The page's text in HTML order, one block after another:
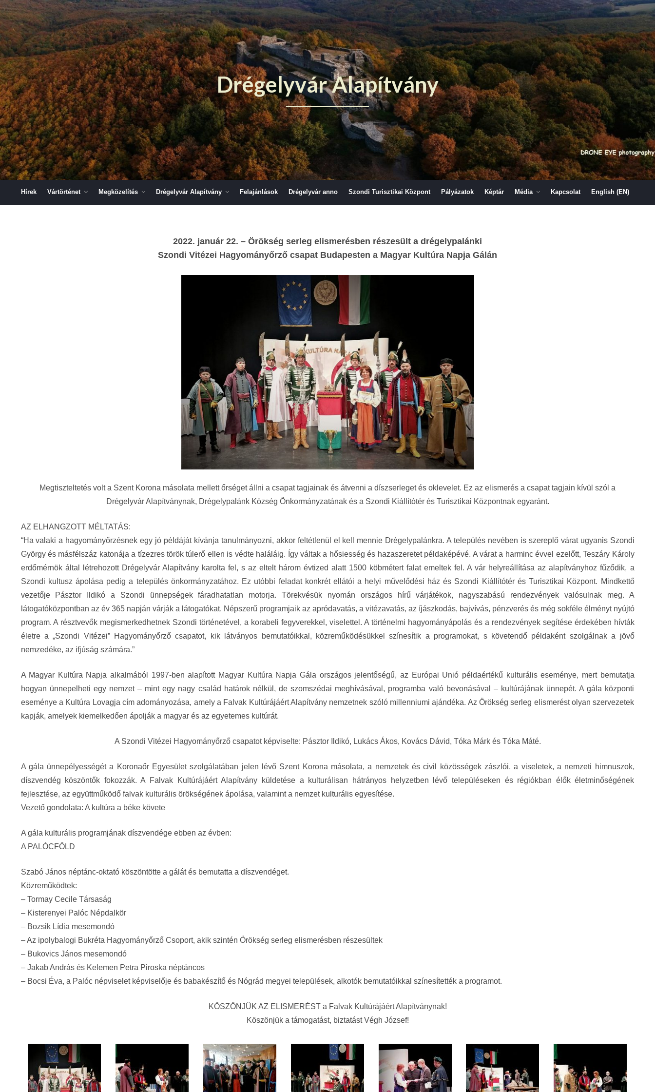
Drégelyvár Alapítvány
Hírek Vártörténet Megközelítés Drégelyvár Alapítvány Felajánlások Drégelyvár anno Szondi Turisztikai Központ Pályázatok Képtár Média Kapcsolat English (EN)
2022. január 22. – Örökség serleg elismerésben részesült a drégelypalánki
Szondi Vitézei Hagyományőrző csapat Budapesten a Magyar Kultúra Napja Gálán
Megtiszteltetés volt a Szent Korona másolata mellett őrséget állni a csapat tagjainak és átvenni a díszserleget és oklevelet. Ez az elismerés a csapat tagjain kívül szól a
Drégelyvár Alapítványnak, Drégelypalánk Község Önkormányzatának és a Szondi Kiállítótér és Turisztikai Központnak egyaránt.
AZ ELHANGZOTT MÉLTATÁS:
“Ha valaki a hagyományőrzésnek egy jó példáját kívánja tanulmányozni, akkor feltétlenül el kell mennie Drégelypalánkra. A település nevében is szereplő várat ugyanis Szondi
György és másfélszáz katonája a tízezres török túlerő ellen is védte haláláig. Így váltak a hősiesség és hazaszeretet példaképévé. A várat a harminc évvel ezelőtt, Teszáry Károly
erdőmérnök által létrehozott Drégelyvár Alapítvány karolta fel, s az eltelt három évtized alatt 1500 köbmétert falat emeltek fel. A vár helyreállítása az alapítványhoz fűződik, a
Szondi kultusz ápolása pedig a település önkormányzatához. Ez utóbbi feladat konkrét ellátói a helyi művelődési ház és Szondi Kiállítótér és Turisztikai Központ. Mindkettő
vezetője Pásztor Ildikó a Szondi ünnepségek fáradhatatlan motorja. Törekvésük nyomán országos hírű várjátékok, nagyszabású rendezvények valósulnak meg. A
látogatóközpontban az év 365 napján várják a látogatókat. Népszerű programjaik az apródavatás, a vitézavatás, az íjászkodás, bajvívás, pénzverés és még sokféle élményt nyújtó
program. A résztvevők megismerkedhetnek Szondi történetével, a korabeli fegyverekkel, viselettel. A történelmi hagyományápolás és a rendezvények segítése érdekében hívták
életre a „Szondi Vitézei” Hagyományőrző csapatot, kik látványos bemutatóikkal, közreműködésükkel színesítik a programokat, s követendő példaként szolgálnak a jövő
nemzedéke, az ifjúság számára.”
A Magyar Kultúra Napja alkalmából 1997-ben alapított Magyar Kultúra Napja Gála országos jelentőségű, az Európai Unió példaértékű kulturális eseménye, mert bemutatja
hogyan ünnepelheti egy nemzet – mint egy nagy család határok nélkül, de szomszédai meghívásával, programba való bevonásával – kultúrájának ünnepét. A gála központi
eseménye a Kultúra Lovagja cím adományozása, amely a Falvak Kultúrájáért Alapítvány nemzetnek szóló millenniumi ajándéka. Az Örökség serleg elismerést olyan szervezetek
kapják, amelyek kiemelkedően ápolják a magyar és az egyetemes kultúrát.
A Szondi Vitézei Hagyományőrző csapatot képviselte: Pásztor Ildikó, Lukács Ákos, Kovács Dávid, Tóka Márk és Tóka Máté.
A gála ünnepélyességét a Koronaőr Egyesület szolgálatában jelen lévő Szent Korona másolata, a nemzetek és civil közösségek zászlói, a viseletek, a nemzeti himnuszok,
díszvendég köszöntők fokozzák. A Falvak Kultúrájáért Alapítvány küldetése a kulturálisan hátrányos helyzetben lévő településeken és régiókban élők életminőségének
fejlesztése, az együttműködő falvak kulturális örökségének ápolása, valamint a nemzet kulturális egyesítése.
Vezető gondolata: A kultúra a béke követe
A gála kulturális programjának díszvendége ebben az évben:
A PALÓCFÖLD
Szabó János néptánc-oktató köszöntötte a gálát és bemutatta a díszvendéget.
Közreműködtek:
– Tormay Cecile Társaság
– Kisterenyei Palóc Népdalkör
– Bozsik Lídia mesemondó
– Az ipolybalogi Bukréta Hagyományőrző Csoport, akik szintén Örökség serleg elismerésben részesültek
– Bukovics János mesemondó
– Jakab András és Kelemen Petra Piroska néptáncos
– Bocsi Éva, a Palóc népviselet képviselője és babakészítő és Nógrád megyei települések, alkotók bemutatóikkal színesítették a programot.
KÖSZÖNJÜK AZ ELISMERÉST a Falvak Kultúrájáért Alapítványnak!
Köszönjük a támogatást, biztatást Végh József!